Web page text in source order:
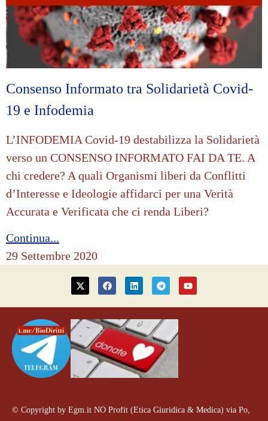
Consenso Informato tra Solidarietà Covid-
19 e Infodemia
L’INFODEMIA Covid-19 destabilizza la Solidarietà
verso un CONSENSO INFORMATO FAI DA TE. A
chi credere? A quali Organismi liberi da Conflitti
d’Interesse e Ideologie affidarci per una Verità
Accurata e Verificata che ci renda Liberi?
Continua...
29 Settembre 2020
© Copyright by Egm.it NO Profit (Etica Giuridica & Medica) via Po,